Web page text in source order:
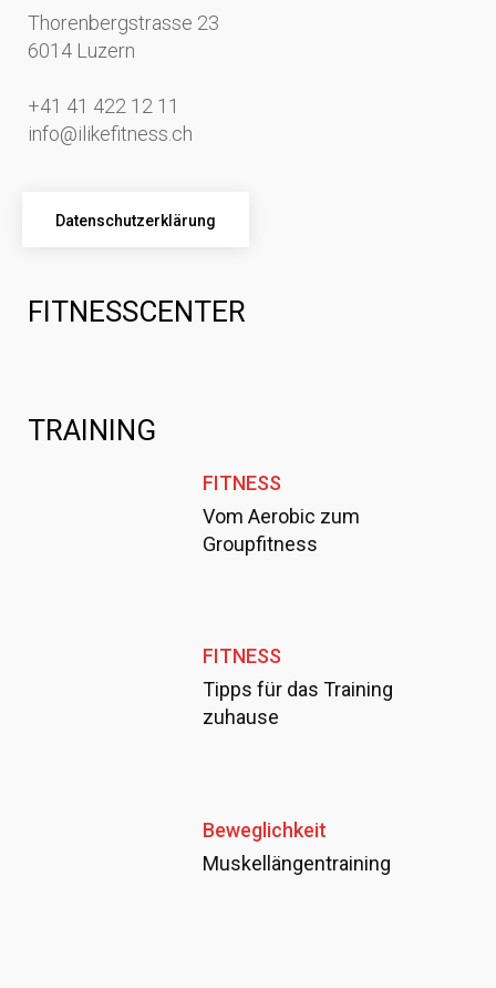
Thorenbergstrasse 23
6014 Luzern
+41 41 422 12 11
info@ilikefitness.ch
Datenschutzerklärung
FITNESSCENTER
TRAINING
FITNESS
Vom Aerobic zum
Groupfitness
FITNESS
Tipps für das Training
zuhause
Beweglichkeit
Muskellängentraining